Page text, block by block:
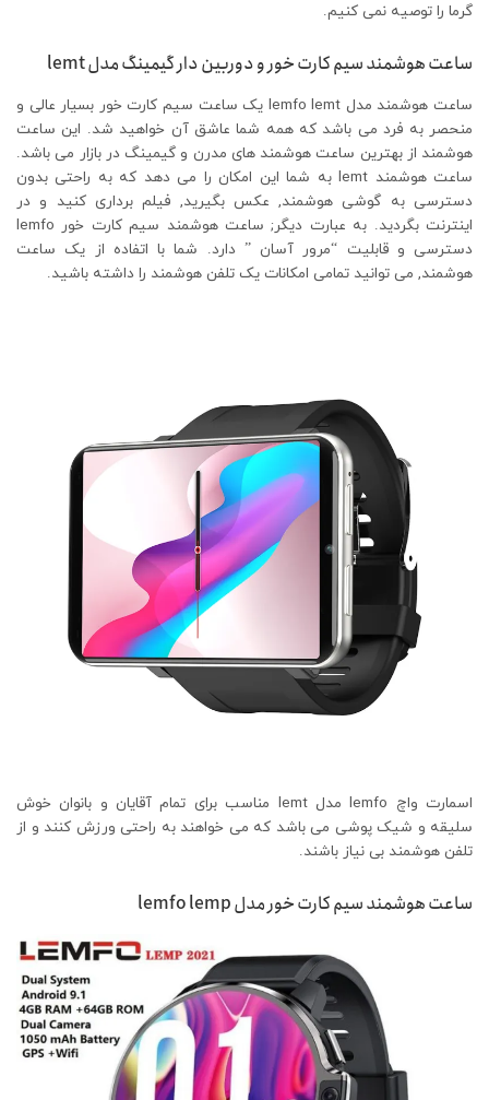
گرما را توصیه نمی کنیم.
ساعت هوشمند سیم کارت خور و دوربین دار گیمینگ مدل lemt
ساعت هوشمند مدل lemfo lemt یک ساعت سیم کارت خور بسیار عالی و
منحصر به فرد می باشد که همه شما عاشق آن خواهید شد. این ساعت
هوشمند از بهترین ساعت هوشمند های مدرن و گیمینگ در بازار می باشد.
ساعت هوشمند lemt به شما این امکان را می دهد که به راحتی بدون
دسترسی به گوشی هوشمند, عکس بگیرید, فیلم برداری کنید و در
اینترنت بگردید. به عبارت دیگر; ساعت هوشمند سیم کارت خور lemfo
دسترسی و قابلیت “مرور آسان ” دارد. شما با اتفاده از یک ساعت
هوشمند, می توانید تمامی امکانات یک تلفن هوشمند را داشته باشید.
اسمارت واچ lemfo مدل lemt مناسب برای تمام آقایان و بانوان خوش
سلیقه و شیک پوشی می باشد که می خواهند به راحتی ورزش کنند و از
تلفن هوشمند بی نیاز باشند.
ساعت هوشمند سیم کارت خور مدل lemfo lemp